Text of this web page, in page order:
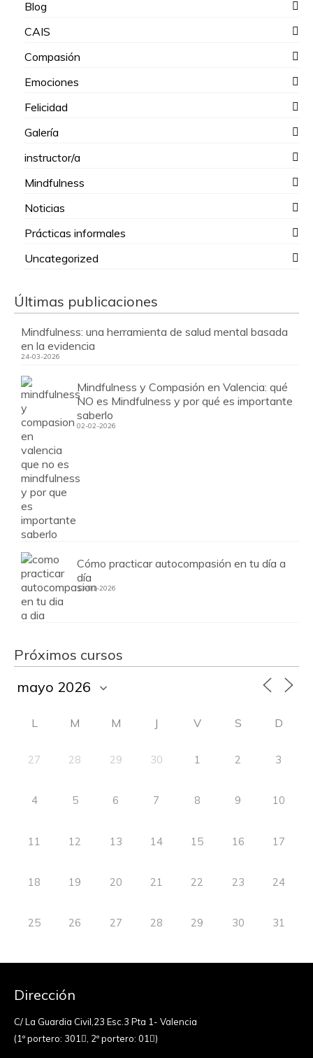
Blog
CAIS
Compasión
Emociones
Felicidad
Galería
instructor/a
Mindfulness
Noticias
Prácticas informales
Uncategorized
Últimas publicaciones
Mindfulness: una herramienta de salud mental basada
en la evidencia
24-03-2026
Mindfulness y Compasión en Valencia: qué
NO es Mindfulness y por qué es importante
saberlo
02-02-2026
Cómo practicar autocompasión en tu día a
día
13-01-2026
Próximos cursos
L M M J V S D
27 28 29 30 1 2 3
4 5 6 7 8 9 10
11 12 13 14 15 16 17
18 19 20 21 22 23 24
25 26 27 28 29 30 31
Dirección
C/ La Guardia Civil,23 Esc.3 Pta 1- Valencia
(1º portero: 301 , 2º portero: 01 )